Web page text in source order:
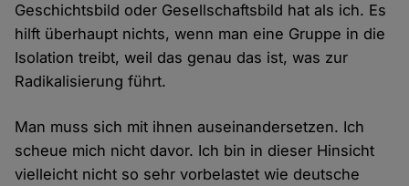
Geschichtsbild oder Gesellschaftsbild hat als ich. Es
hilft überhaupt nichts, wenn man eine Gruppe in die
Isolation treibt, weil das genau das ist, was zur
Radikalisierung führt.
Man muss sich mit ihnen auseinandersetzen. Ich
scheue mich nicht davor. Ich bin in dieser Hinsicht
vielleicht nicht so sehr vorbelastet wie deutsche